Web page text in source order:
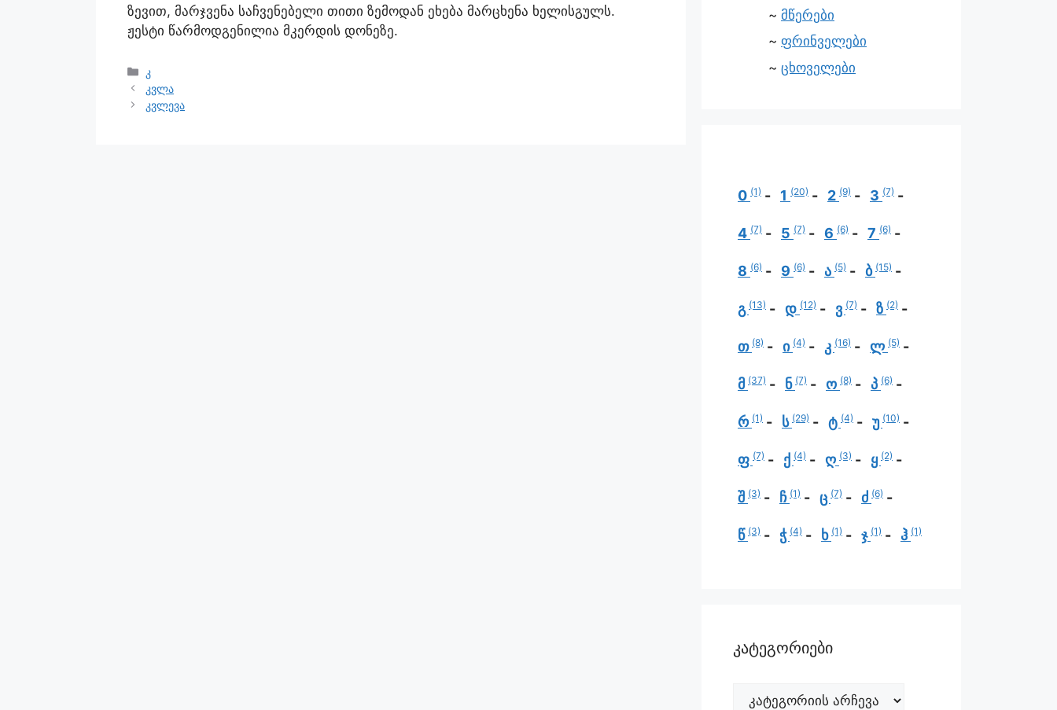
ზევით, მარჯვენა საჩვენებელი თითი ზემოდან ეხება მარცხენა ხელისგულს.
ჟესტი წარმოდგენილია მკერდის დონეზე.
კ
კვლა
კვლევა
მწერები
ფრინველები
ცხოველები
0 (1) 1 (20) 2 (9) 3 (7)
4 (7) 5 (7) 6 (6) 7 (6)
8 (6) 9 (6) ა (5) ბ (15)
გ (13) დ (12) ვ (7) ზ (2)
თ (8) ი (4) კ (16) ლ (5)
მ (37) ნ (7) ო (8) პ (6)
რ (1) ს (29) ტ (4) უ (10)
ფ (7) ქ (4) ღ (3) ყ (2)
შ (3) ჩ (1) ც (7) ძ (6)
წ (3) ჭ (4) ხ (1) ჯ (1) ჰ (1)
კატეგორიები